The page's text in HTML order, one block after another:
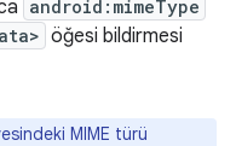
android:mimeType
öğesi bildirmesi
MIME türü